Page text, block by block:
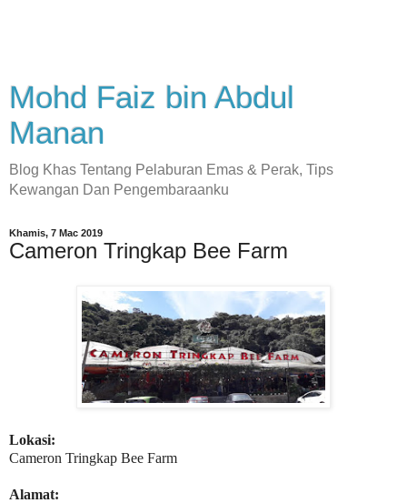
Mohd Faiz bin Abdul
Manan
Blog Khas Tentang Pelaburan Emas & Perak, Tips
Kewangan Dan Pengembaraanku
Khamis, 7 Mac 2019
Cameron Tringkap Bee Farm
Lokasi:
Cameron Tringkap Bee Farm
Alamat: